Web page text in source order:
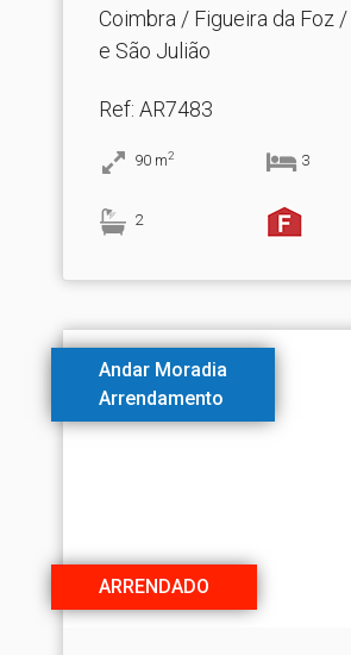
Coimbra / Figueira da Foz
e São Julião
Ref: AR7483
90 m2 3
2
Andar Moradia
Arrendamento
ARRENDADO